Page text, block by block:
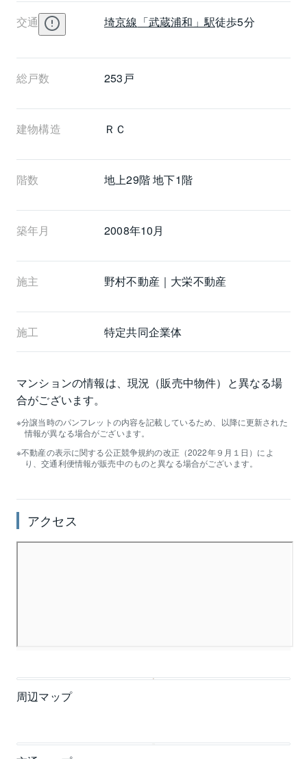
交通 埼京線 「武蔵浦和」駅徒歩5分
総戸数 253戸
建物構造 ＲＣ
階数 地上29階 地下1階
築年月 2008年10月
施主 野村不動産｜大栄不動産
施工 特定共同企業体
マンションの情報は、現況（販売中物件）と異なる場
合がございます。
分譲当時のパンフレットの内容を記載しているため、以降に更新された
情報が異なる場合がございます。
不動産の表示に関する公正競争規約の改正（2022年９月１日）によ
り、交通利便情報が販売中のものと異なる場合がございます。
アクセス
周辺マップ